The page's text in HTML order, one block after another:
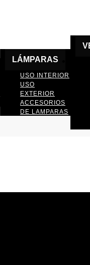
LÁMPARAS
USO INTERIOR
USO
EXTERIOR
ACCESORIOS
DE LAMPARAS